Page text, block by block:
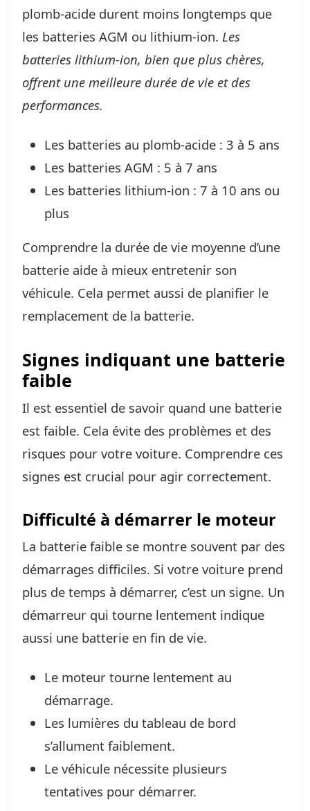
plomb-acide durent moins longtemps que
les batteries AGM ou lithium-ion. Les
batteries lithium-ion, bien que plus chères,
offrent une meilleure durée de vie et des
performances.
Les batteries au plomb-acide : 3 à 5 ans
Les batteries AGM : 5 à 7 ans
Les batteries lithium-ion : 7 à 10 ans ou
plus
Comprendre la durée de vie moyenne d’une
batterie aide à mieux entretenir son
véhicule. Cela permet aussi de planifier le
remplacement de la batterie.
Signes indiquant une batterie
faible
Il est essentiel de savoir quand une batterie
est faible. Cela évite des problèmes et des
risques pour votre voiture. Comprendre ces
signes est crucial pour agir correctement.
Difficulté à démarrer le moteur
La batterie faible se montre souvent par des
démarrages difficiles. Si votre voiture prend
plus de temps à démarrer, c’est un signe. Un
démarreur qui tourne lentement indique
aussi une batterie en fin de vie.
Le moteur tourne lentement au
démarrage.
Les lumières du tableau de bord
s’allument faiblement.
Le véhicule nécessite plusieurs
tentatives pour démarrer.